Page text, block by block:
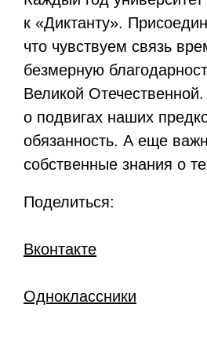
к «Диктанту».
что чувствуем связь
безмерную
Великой
о подвигах наших
обязанность. А еще
собственные знания о
Поделиться:
Вконтакте
Одноклассники